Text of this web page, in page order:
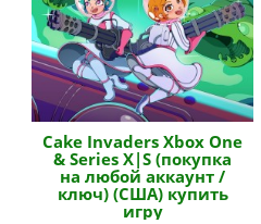
Cake Invaders Xbox One
& Series X|S (покупка
на любой аккаунт /
ключ) (США) купить
игру